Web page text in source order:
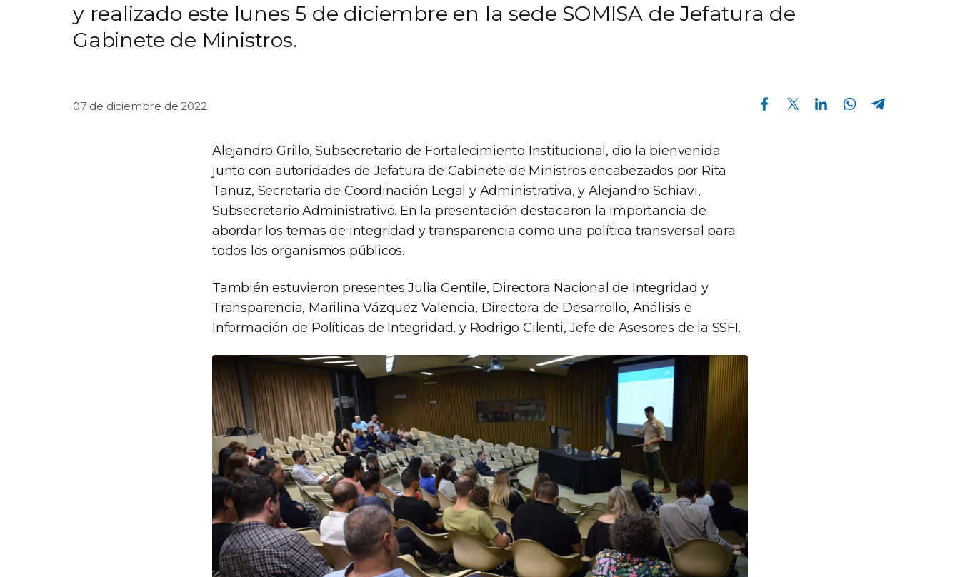
y realizado este lunes 5 de diciembre en la sede SOMISA de Jefatura de
Gabinete de Ministros.
07 de diciembre de 2022
Compartir en Facebook Compartir en Twitter Compartir en Linkedin Compartir en Whatsapp
Alejandro Grillo, Subsecretario de Fortalecimiento Institucional, dio la bienvenida
junto con autoridades de Jefatura de Gabinete de Ministros encabezados por Rita
Tanuz, Secretaria de Coordinación Legal y Administrativa, y Alejandro Schiavi,
Subsecretario Administrativo. En la presentación destacaron la importancia de
abordar los temas de integridad y transparencia como una política transversal para
todos los organismos públicos.
También estuvieron presentes Julia Gentile, Directora Nacional de Integridad y
Transparencia, Marilina Vázquez Valencia, Directora de Desarrollo, Análisis e
Información de Políticas de Integridad, y Rodrigo Cilenti, Jefe de Asesores de la SSFI.